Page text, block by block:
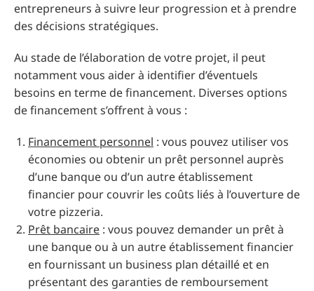
entrepreneurs à suivre leur progression et à prendre
des décisions stratégiques.
Au stade de l’élaboration de votre projet, il peut
notamment vous aider à identifier d’éventuels
besoins en terme de financement. Diverses options
de financement s’offrent à vous :
Financement personnel : vous pouvez utiliser vos
économies ou obtenir un prêt personnel auprès
d’une banque ou d’un autre établissement
financier pour couvrir les coûts liés à l’ouverture de
votre pizzeria.
Prêt bancaire : vous pouvez demander un prêt à
une banque ou à un autre établissement financier
en fournissant un business plan détaillé et en
présentant des garanties de remboursement